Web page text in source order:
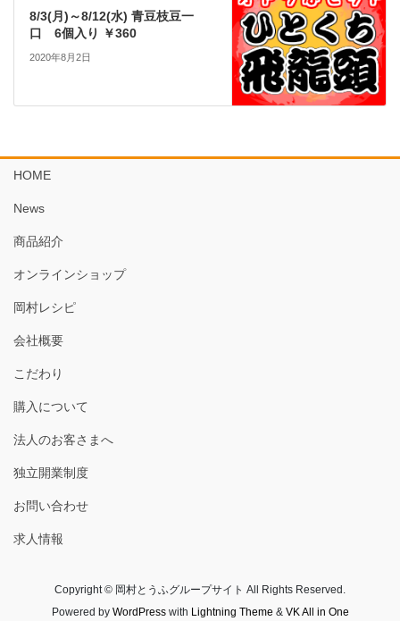
8/3(月)～8/12(水) 青豆枝豆一
口 6個入り ￥360
2020年8月2日
HOME
News
商品紹介
オンラインショップ
岡村レシピ
会社概要
こだわり
購入について
法人のお客さまへ
独立開業制度
お問い合わせ
求人情報
Copyright © 岡村とうふグループサイト All Rights Reserved.
Powered by WordPresswith Lightning Theme & VK All in One